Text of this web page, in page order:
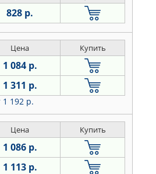
828 р.
Цена Купить
1 084 р.
1 311 р.
1 192 р.
Цена Купить
1 086 р.
1 113 р.